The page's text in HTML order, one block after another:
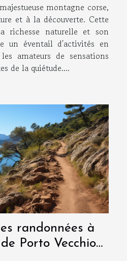
montagne corse,
et à la découverte. Cette
richesse naturelle et son
un éventail d'activités en
amateurs de sensations
de la quiétude....
randonnées à
Porto Vecchio